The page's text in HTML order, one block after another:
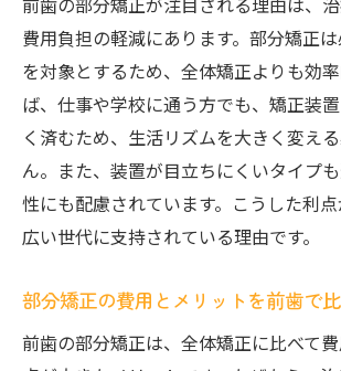
費用負担の軽減にあります。部分矯正
を対象とするため、全体矯正よりも効
ば、仕事や学校に通う方でも、矯正装
く済むため、生活リズムを大きく変え
ん。また、装置が目立ちにくいタイプ
性にも配慮されています。こうした利
広い世代に支持されている理由です。
部分矯正の費用とメリットを前歯で
前歯の部分矯正は、全体矯正に比べて